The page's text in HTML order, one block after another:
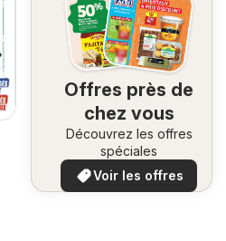
Offres près de
chez vous
Découvrez les offres
spéciales
Voir les offres